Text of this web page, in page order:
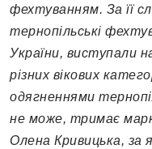
фехтуванням. За її
тернопільські
України, виступали
різних вікових
одягненнями
не може, тримає
Олена Кривицька, за